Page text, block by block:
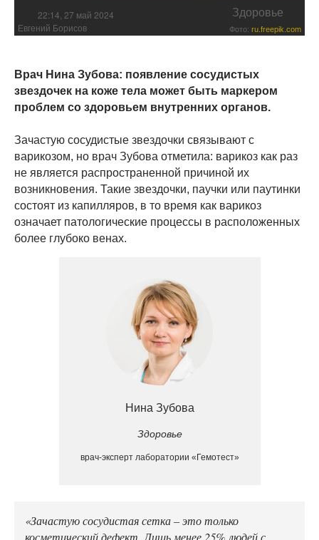
22:14, 27 май 2024 Здоровье
Евгений Борисов Фото: ru.freepik.com
Врач Нина Зубова: появление сосудистых
звездочек на коже тела может быть маркером
проблем со здоровьем внутренних органов.
Зачастую сосудистые звездочки связывают с
варикозом, но врач Зубова отметила: варикоз как раз
не является распространенной причиной их
возникновения. Такие звездочки, паучки или паутинки
состоят из капилляров, в то время как варикоз
означает патологические процессы в расположенных
более глубоко венах.
Нина Зубова
Здоровье
врач-эксперт лаборатории «Гемотест»
«Зачастую сосудистая сетка – это только
косметический дефект. Лишь менее 25% людей с